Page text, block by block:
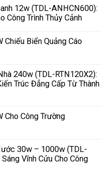
12w (TDL-ANHCN600):
Công Trình Thủy Cảnh
Biển Quảng Cáo
240w (TDL-RTN120X2):
Trúc Đẳng Cấp Từ Thành
Cho Công Trường
30w – 1000w (TDL-
Vĩnh Cửu Cho Công